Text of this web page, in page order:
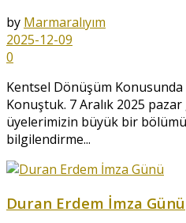
by Marmaralıyım
2025-12-09
0
Kentsel Dönüşüm Konusunda
Konuştuk. 7 Aralık 2025
üyelerimizin büyük bir
bilgilendirme...
Duran Erdem İmza Günü